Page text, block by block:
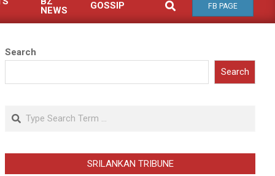
NEWS
GOSSIP FB PAGE
Search
Search
Search
SRILANKAN TRIBUNE